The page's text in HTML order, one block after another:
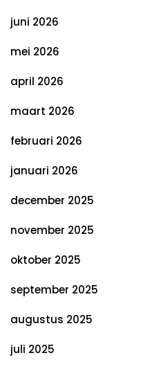
juni 2026
mei 2026
april 2026
maart 2026
februari 2026
januari 2026
december 2025
november 2025
oktober 2025
september 2025
augustus 2025
juli 2025